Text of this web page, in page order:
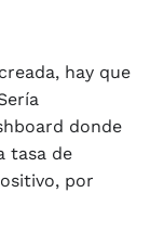
hay que
donde
tasa de
por